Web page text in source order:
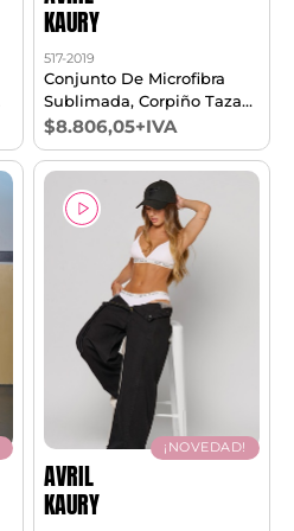
KAURY
517-2019
Conjunto De Microfibra
Sublimada, Corpiño Taza
Soft Con Push Up Y Cola
Less. T85/100
$8.806,05+IVA
¡NOVEDAD!
AVRIL
KAURY